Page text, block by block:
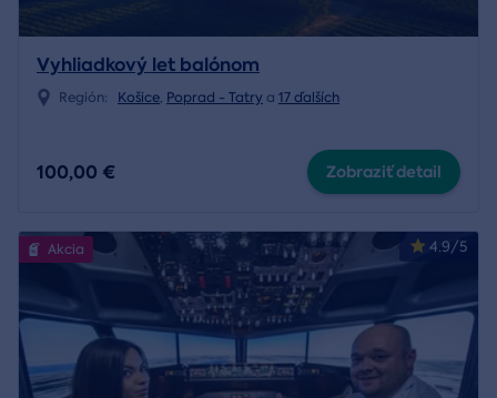
Vyhliadkový let balónom
Región: Košice, Poprad - Tatry a 17 ďalších
100,00 € Zobraziť detail
4.9/5
Akcia